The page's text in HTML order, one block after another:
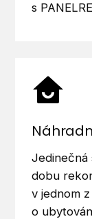
s
Jedinečná
dobu
v jednom
o